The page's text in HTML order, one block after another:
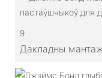
9
Дакладны